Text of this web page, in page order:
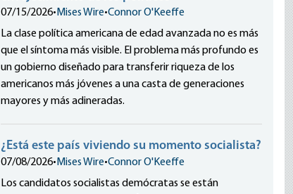
07/15/2026• Mises Wire•Connor O'Keeffe
La clase política americana de edad avanzada no es más
que el síntoma más visible. El problema más profundo es
un gobierno diseñado para transferir riqueza de los
americanos más jóvenes a una casta de generaciones
mayores y más adineradas.
¿Está este país viviendo su momento socialista?
07/08/2026• Mises Wire•Connor O'Keeffe
Los candidatos socialistas demócratas se están